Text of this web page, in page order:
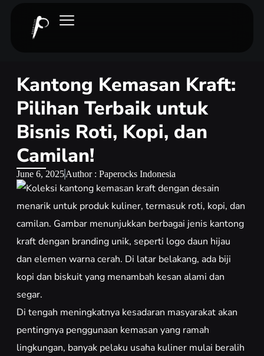
Kantong Kemasan Kraft:
Pilihan Terbaik untuk
Bisnis Roti, Kopi, dan
Camilan!
June 6, 2025Author : Paperocks Indonesia
Di tengah meningkatnya kesadaran masyarakat akan
pentingnya penggunaan kemasan yang ramah
lingkungan, banyak pelaku usaha kuliner mulai beralih